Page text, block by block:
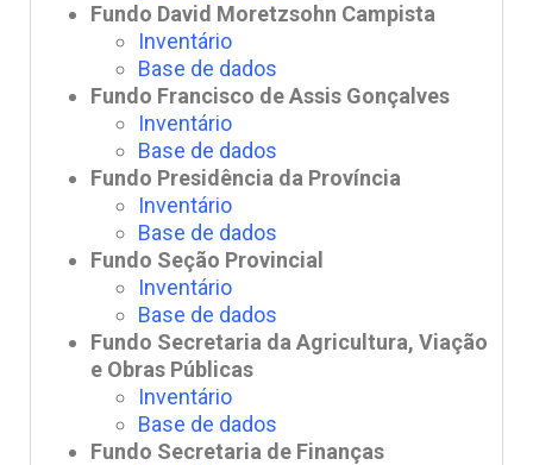
Fundo David Moretzsohn Campista
Inventário
Base de dados
Fundo Francisco de Assis Gonçalves
Inventário
Base de dados
Fundo Presidência da Província
Inventário
Base de dados
Fundo Seção Provincial
Inventário
Base de dados
Fundo Secretaria da Agricultura, Viação
e Obras Públicas
Inventário
Base de dados
Fundo Secretaria de Finanças